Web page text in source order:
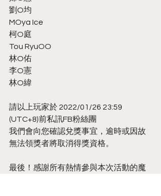
劉O均
MOya Ice
柯O庭
Tou RyuOO
林O佑
李O憲
林O緯
請以上玩家於 2022/01/26 23:59
(UTC+8)前私訊FB粉絲團
我們會向您確認兌獎事宜，逾時或因故
無法領獎者將取消得獎資格。
最後！感謝所有熱情參與本次活動的魔